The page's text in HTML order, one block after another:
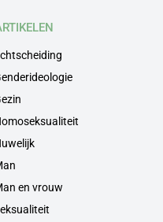
en vrouw